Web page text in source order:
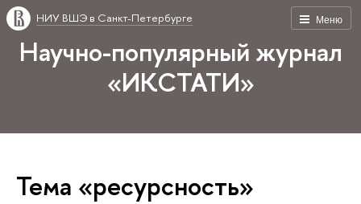
Меню
НИУ ВШЭ в Санкт-Петербурге
Научно-популярный журнал
«ИКСТАТИ»
Тема «ресурсность»